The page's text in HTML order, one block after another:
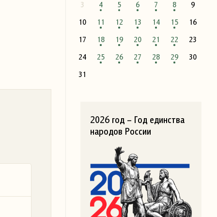
3 4 5 6 7 8
9
10
11 12 13 14 15
16
17
18 19 20 21 22
23
24
25 26 27 28 29
30
31
2026 год – Год единства
народов России